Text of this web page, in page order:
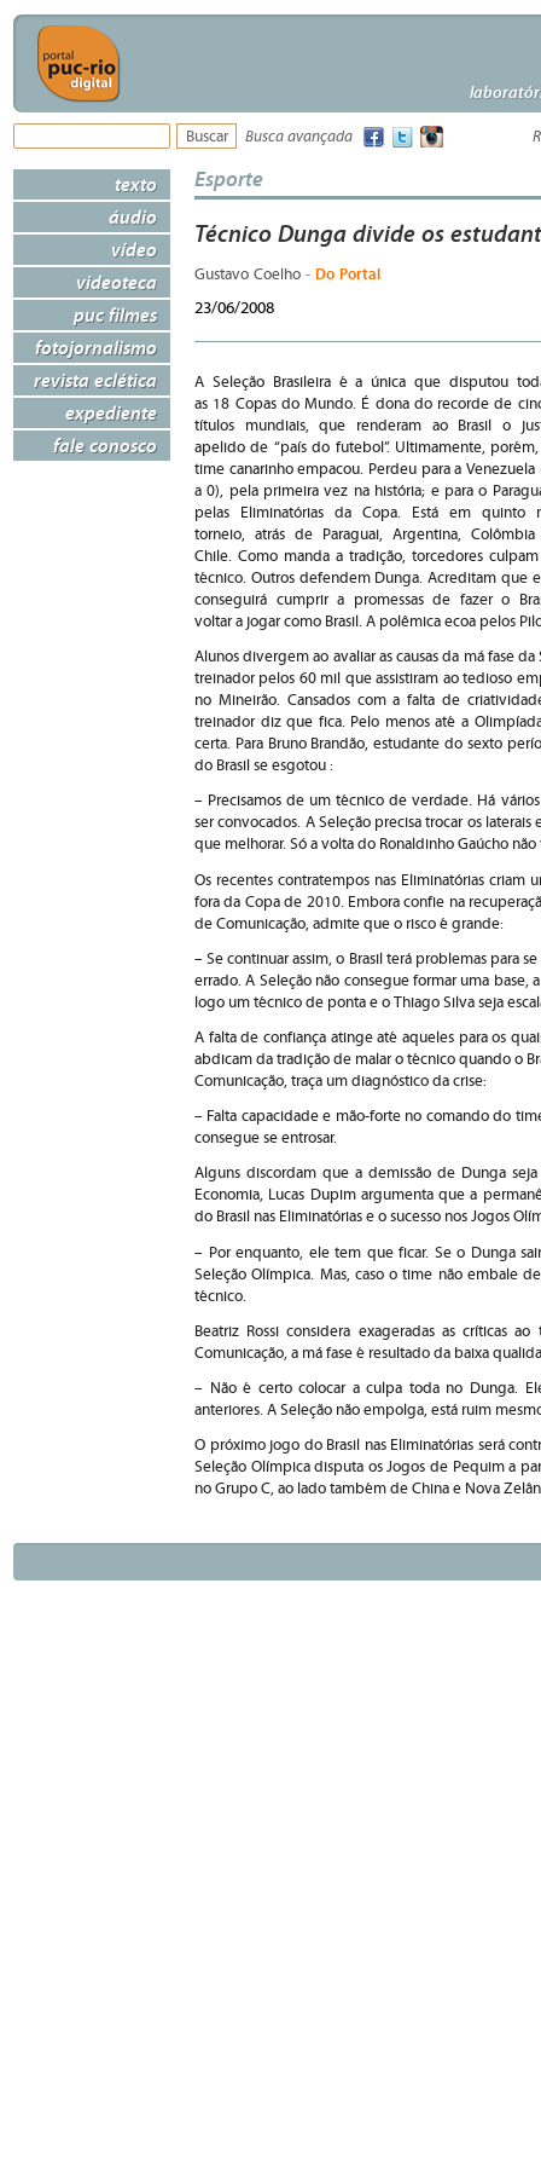
Busca avançada
texto
áudio
vídeo
videoteca
puc filmes
fotojornalismo
revista eclética
expediente
fale conosco
Esporte
Técnico Dunga divide os
Gustavo Coelho - Do Portal
23/06/2008
A Seleção Brasileira é a única que disputou
as 18 Copas do Mundo. É dona do recorde de
títulos mundiais, que renderam ao Brasil o
apelido de “país do futebol”. Ultimamente,
time canarinho empacou. Perdeu para a Venezuela
a 0), pela primeira vez na história; e para o
pelas Eliminatórias da Copa. Está em quinto
torneio, atrás de Paraguai, Argentina,
Chile. Como manda a tradição, torcedores
técnico. Outros defendem Dunga. Acreditam que
conseguirá cumprir a promessas de fazer o
voltar a jogar como Brasil. A polêmica ecoa pelos
Alunos divergem ao avaliar as causas da má fase
treinador pelos 60 mil que assistiram ao tedioso
no Mineirão. Cansados com a falta de
treinador diz que fica. Pelo menos até a
certa. Para Bruno Brandão, estudante do sexto
do Brasil se esgotou :
– Precisamos de um técnico de verdade. Há
ser convocados. A Seleção precisa trocar os
que melhorar. Só a volta do Ronaldinho Gaúcho não
Os recentes contratempos nas Eliminatórias
fora da Copa de 2010. Embora confie na
de Comunicação, admite que o risco é grande:
– Se continuar assim, o Brasil terá problemas para
errado. A Seleção não consegue formar uma
logo um técnico de ponta e o Thiago Silva seja
A falta de confiança atinge até aqueles para os
abdicam da tradição de malar o técnico quando o
Comunicação, traça um diagnóstico da crise:
– Falta capacidade e mão-forte no comando do
consegue se entrosar.
Alguns discordam que a demissão de Dunga
Economia, Lucas Dupim argumenta que a
do Brasil nas Eliminatórias e o sucesso nos Jogos
– Por enquanto, ele tem que ficar. Se o Dunga
Seleção Olímpica. Mas, caso o time não embale
técnico.
Beatriz Rossi considera exageradas as críticas
Comunicação, a má fase é resultado da baixa
– Não é certo colocar a culpa toda no Dunga.
anteriores. A Seleção não empolga, está ruim
O próximo jogo do Brasil nas Eliminatórias será
Seleção Olímpica disputa os Jogos de Pequim a
no Grupo C, ao lado também de China e Nova